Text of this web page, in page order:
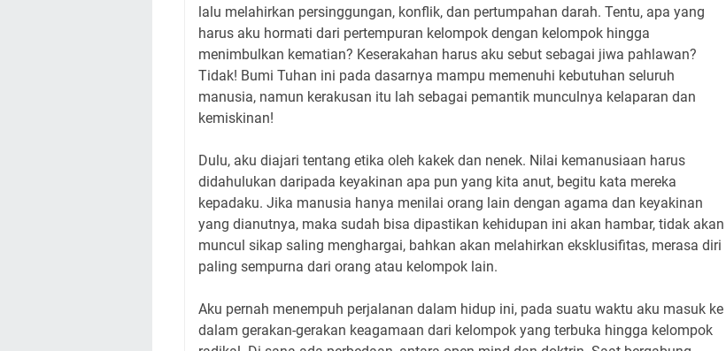
lalu melahirkan persinggungan, konflik, dan pertumpahan darah. Tentu, apa yang
harus aku hormati dari pertempuran kelompok dengan kelompok hingga
menimbulkan kematian? Keserakahan harus aku sebut sebagai jiwa pahlawan?
Tidak! Bumi Tuhan ini pada dasarnya mampu memenuhi kebutuhan seluruh
manusia, namun kerakusan itu lah sebagai pemantik munculnya kelaparan dan
kemiskinan!
Dulu, aku diajari tentang etika oleh kakek dan nenek. Nilai kemanusiaan harus
didahulukan daripada keyakinan apa pun yang kita anut, begitu kata mereka
kepadaku. Jika manusia hanya menilai orang lain dengan agama dan keyakinan
yang dianutnya, maka sudah bisa dipastikan kehidupan ini akan hambar, tidak akan
muncul sikap saling menghargai, bahkan akan melahirkan eksklusifitas, merasa diri
paling sempurna dari orang atau kelompok lain.
Aku pernah menempuh perjalanan dalam hidup ini, pada suatu waktu aku masuk ke
dalam gerakan-gerakan keagamaan dari kelompok yang terbuka hingga kelompok